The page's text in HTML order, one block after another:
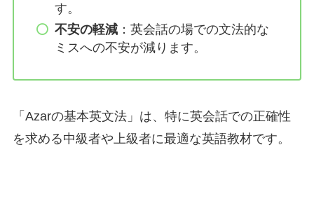
す。
不安の軽減 ：英会話の場での文法的な
ミスへの不安が減ります。
「Azarの基本英文法」は、特に英会話での正確性
を求める中級者や上級者に最適な英語教材です。